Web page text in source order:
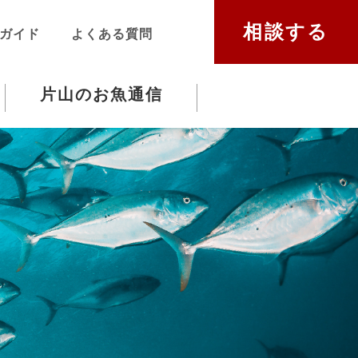
イド よくある質問 相談する
片山のお魚通信